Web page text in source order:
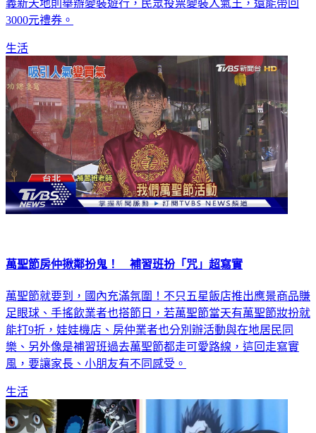
義新天地則舉辦變裝遊行，民眾投票變裝人氣王，還能帶回
3000元禮券。
生活
萬聖節房仲揪鄰扮鬼！ 補習班扮「咒」超寫實
萬聖節就要到，國內充滿氛圍！不只五星飯店推出應景商品賺
足眼球、手搖飲業者也搭節日，若萬聖節當天有萬聖節妝扮就
能打9折，娃娃機店、房仲業者也分別辦活動與在地居民同
樂、另外像是補習班過去萬聖節都走可愛路線，這回走寫實
風，要讓家長、小朋友有不同感受。
生活